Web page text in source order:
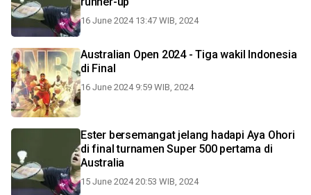
16 June 2024 13:47 WIB, 2024
Australian Open 2024 - Tiga wakil Indonesia
di Final
16 June 2024 9:59 WIB, 2024
Ester bersemangat jelang hadapi Aya Ohori
di final turnamen Super 500 pertama di
Australia
15 June 2024 20:53 WIB, 2024